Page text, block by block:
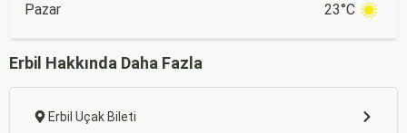
Pazar 23°C
Erbil Hakkında Daha Fazla
Erbil Uçak Bileti